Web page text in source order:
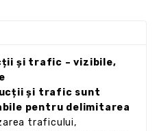
și trafic – vizibile,
și trafic sunt
pentru delimitarea
traficului,